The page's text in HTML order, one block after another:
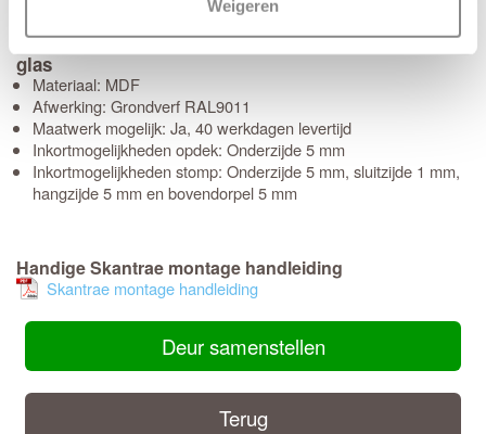
Weigeren
Kenmerken Skantrae SSL 4510 20 mm Roedes Blank
glas
Materiaal: MDF
Afwerking: Grondverf RAL9011
Maatwerk mogelijk: Ja, 40 werkdagen levertijd
Inkortmogelijkheden opdek: Onderzijde 5 mm
Inkortmogelijkheden stomp: Onderzijde 5 mm, sluitzijde 1 mm,
hangzijde 5 mm en bovendorpel 5 mm
Handige Skantrae montage handleiding
Skantrae montage handleiding
Deur samenstellen
Terug